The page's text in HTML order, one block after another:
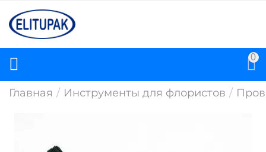
0
Главная / Инструменты для флористов /